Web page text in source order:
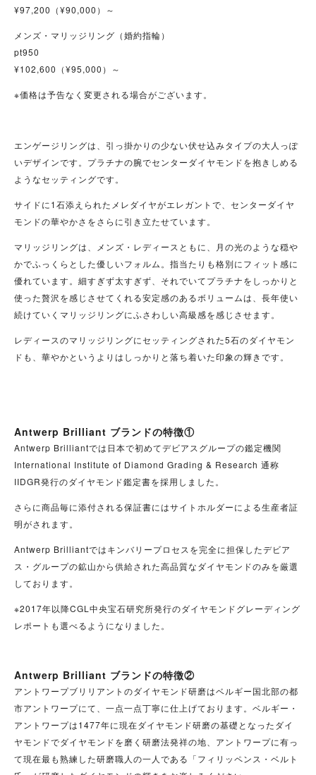
¥97,200（¥90,000）～
メンズ・マリッジリング（婚約指輪）
pt950
¥102,600（¥95,000）～
※価格は予告なく変更される場合がございます。
エンゲージリングは、引っ掛かりの少ない伏せ込みタイプの大人っぽ
いデザインです。プラチナの腕でセンターダイヤモンドを抱きしめる
ようなセッティングです。
サイドに1石添えられたメレダイヤがエレガントで、センターダイヤ
モンドの華やかさをさらに引き立たせています。
マリッジリングは、メンズ・レディースともに、月の光のような穏や
かでふっくらとした優しいフォルム。指当たりも格別にフィット感に
優れています。細すぎず太すぎず、それでいてプラチナをしっかりと
使った贅沢を感じさせてくれる安定感のあるボリュームは、長年使い
続けていくマリッジリングにふさわしい高級感を感じさせます。
レディースのマリッジリングにセッティングされた5石のダイヤモン
ドも、華やかというよりはしっかりと落ち着いた印象の輝きです。
Antwerp Brilliant ブランドの特徴①
Antwerp Brilliantでは日本で初めてデビアスグループの鑑定機関
International Institute of Diamond Grading & Research 通称
IIDGR発行のダイヤモンド鑑定書を採用しました。
さらに商品毎に添付される保証書にはサイトホルダーによる生産者証
明がされます。
Antwerp Brilliantではキンバリープロセスを完全に担保したデビア
ス・グループの鉱山から供給された高品質なダイヤモンドのみを厳選
しております。
※2017年以降CGL中央宝石研究所発行のダイヤモンドグレーディング
レポートも選べるようになりました。
Antwerp Brilliant ブランドの特徴②
アントワープブリリアントのダイヤモンド研磨はベルギー国北部の都
市アントワープにて、一点一点丁寧に仕上げております。ベルギー・
アントワープは1477年に現在ダイヤモンド研磨の基礎となったダイ
ヤモンドでダイヤモンドを磨く研磨法発祥の地、アントワープに有っ
て現在最も熟練した研磨職人の一人である「フィリッペンス・ベルト